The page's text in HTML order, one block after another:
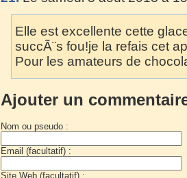
Elle est excellente cette
succÃ¨s fou!je la refais cet
Pour les amateurs de
Ajouter un
Nom ou pseudo :
Email (facultatif) :
Site Web (facultatif) :